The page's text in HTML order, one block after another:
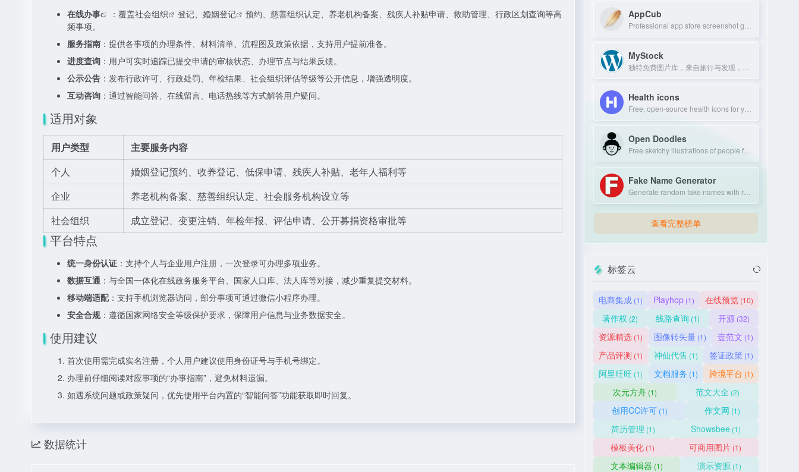
在线办事 ：覆盖社会组织 登记、 婚姻登记
预约、慈善组织认定、养老机构备案、残疾人补贴申请、救助管理、行政区划查询等高
频事项。
服务指南 ：提供各事项的办理条件、材料清单、流程图及政策依据，支持用户提前准备。
进度查询 ：用户可实时追踪已提交申请的审核状态、办理节点与结果反馈。
公示公告 ：发布行政许可、行政处罚、年检结果、社会组织评估等级等公开信息，增强透明度。
互动咨询 ：通过智能问答、在线留言、电话热线等方式解答用户疑问。
适用对象
用户类型
主要服务内容
个人
婚姻登记预约、收养登记、低保申请、残疾人补贴、老年人福利等
企业
养老机构备案、慈善组织认定、社会服务机构设立等
社会组织
成立登记、变更注销、年检年报、评估申请、公开募捐资格审批等
平台特点
统一身份认证 ：支持个人与企业用户注册，一次登录可办理多项业务。
数据互通 ：与全国一体化在线政务服务平台、国家人口库、法人库等对接，减少重复提交材料。
移动端适配：支持手机浏览器访问，部分事项可通过微信小程序办理。
安全合规：遵循国家网络安全等级保护要求，保障用户信息与业务数据安全。
使用建议
首次使用需完成实名注册，个人用户建议使用身份证号与手机号绑定。
办理前仔细阅读对应事项的“办事指南”，避免材料遗漏。
如遇系统问题或政策疑问，优先使用平台内置的“智能问答”功能获取即时回复。
数据统计
AppCub
MyStock
Health icons
Open Doodles
Fake Name Generator
查看完整榜单
标签云
电商集成 (1) Playhop (1) 在线预览 (10)
著作权 (2) 线路查询 (1) 开源(32)
资源精选 (1) 图像转矢量 (1) 壹范文 (1)
产品评测 (1) 神仙代售 (1) 签证政策 (1)
阿里旺旺 (1) 文档服务 (1) 跨境平台 (1)
次元方舟(1) 范文大全 (2)
创用CC许可 (1) 作文网 (1)
简历管理 (1) Showsbee (1)
模板美化 (1) 可商用图片 (1)
文本编辑器 (1) 演示资源 (1)